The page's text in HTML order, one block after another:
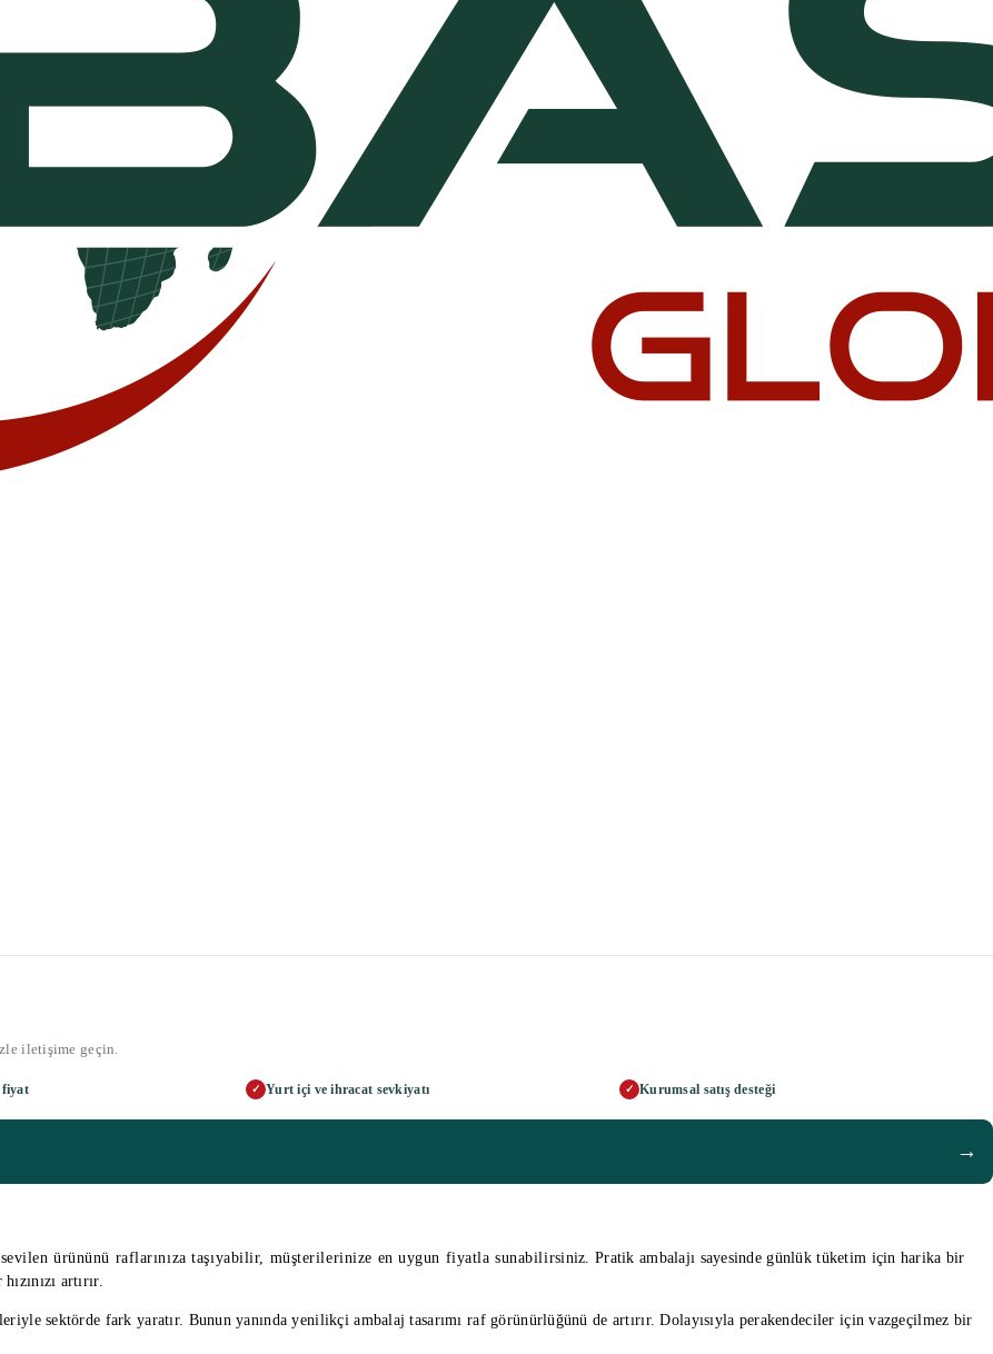
iletişime geçin.
fiyat ✓ Yurt içi ve ihracat sevkiyatı ✓ Kurumsal satış desteği
→
sevilen ürününü raflarınıza taşıyabilir, müşterilerinize en uygun fiyatla sunabilirsiniz. Pratik ambalajı sayesinde günlük tüketim için harika bir
artırır.
sektörde fark yaratır. Bunun yanında yenilikçi ambalaj tasarımı raf görünürlüğünü de artırır. Dolayısıyla perakendeciler için vazgeçilmez bir